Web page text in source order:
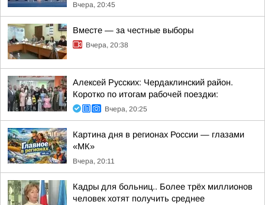
Вчера, 20:45
Вместе — за честные выборы
Вчера, 20:38
Алексей Русских: Чердаклинский район.
Коротко по итогам рабочей поездки:
Вчера, 20:25
Картина дня в регионах России — глазами
«МК»
Вчера, 20:11
Кадры для больниц.. Более трёх миллионов
человек хотят получить среднее